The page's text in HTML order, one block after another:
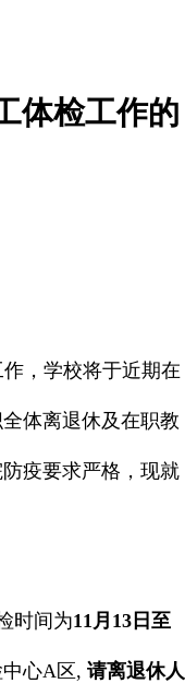
体检工作的
，学校将于近期在
体离退休及在职教
疫要求严格，现就
时间为11 月 13 日至
心A 区, 请离退休人